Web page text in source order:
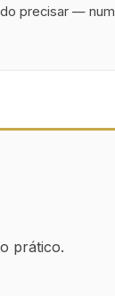
precisar —
prático.